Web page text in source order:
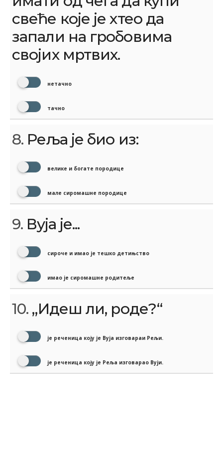
свеће које је хтео да
запали на гробовима
својих мртвих.
нетачно
тачно
8. Реља је био из:
велике и богате породице
мале сиромашне породице
9. Вуја је...
сироче и имао је тешко детињство
имао је сиромашне родитеље
10. „Идеш ли, роде?“
је реченица коју је Вуја изговараи Рељи.
је реченица коју је Реља изговарао Вуји.